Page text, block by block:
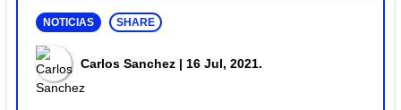
NOTICIAS SHARE
Carlos Sanchez | 16 Jul, 2021.